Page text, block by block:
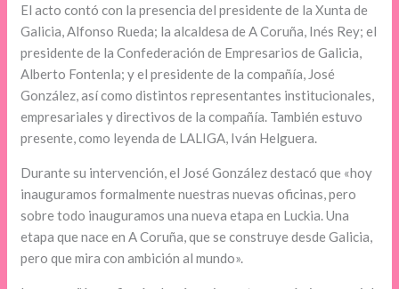
El acto contó con la presencia del presidente de la Xunta de
Galicia, Alfonso Rueda; la alcaldesa de A Coruña, Inés Rey; el
presidente de la Confederación de Empresarios de Galicia,
Alberto Fontenla; y el presidente de la compañía, José
González, así como distintos representantes institucionales,
empresariales y directivos de la compañía. También estuvo
presente, como leyenda de LALIGA, Iván Helguera.
Durante su intervención, el José González destacó que «hoy
inauguramos formalmente nuestras nuevas oficinas, pero
sobre todo inauguramos una nueva etapa en Luckia. Una
etapa que nace en A Coruña, que se construye desde Galicia,
pero que mira con ambición al mundo».